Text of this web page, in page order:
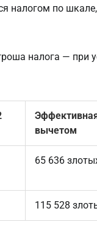
налогом по
налога — при
вычетом
65 636
115 528